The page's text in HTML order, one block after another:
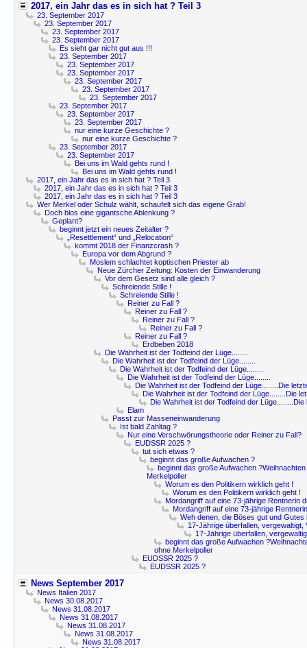
2017, ein Jahr das es in sich hat ? Teil 3
23. September 2017
23. September 2017
23. September 2017
23. September 2017
Es sieht gar nicht gut aus !!!
23. September 2017
23. September 2017
23. September 2017
23. September 2017
23. September 2017
23. September 2017
23. September 2017
23. September 2017
23. September 2017
nur eine kurze Geschichte ?
nur eine kurze Geschichte ?
23. September 2017
23. September 2017
Bei uns im Wald gehts rund !
Bei uns im Wald gehts rund !
2017, ein Jahr das es in sich hat ? Teil 3
2017, ein Jahr das es in sich hat ? Teil 3
2017, ein Jahr das es in sich hat ? Teil 3
Wer Merkel oder Schulz wählt, schaufelt sich das eigene Grab!
Doch blos eine gigantsche Ablenkung ?
Geplant?
beginnt jetzt ein neues Zeitalter ?
„Resettlement“ und „Relocation“
kommt 2018 der Finanzcrash ?
Europa vor dem Abgrund ?
Moslem schlachtet koptischen Priester ab
Neue Zürcher Zeitung: Kosten der Einwanderung
Vor dem Gesetz sind alle gleich ?
Schreiende Stille !
Schreiende Stille !
Reiner zu Fall ?
Reiner zu Fall ?
Reiner zu Fall ?
Reiner zu Fall ?
Reiner zu Fall ?
Erdbeben 2018
Die Wahrheit ist der Todfeind der Lüge........
Die Wahrheit ist der Todfeind der Lüge........
Die Wahrheit ist der Todfeind der Lüge........
Die Wahrheit ist der Todfeind der Lüge........
Die Wahrheit ist der Todfeind der Lüge........Die
Die Wahrheit ist der Todfeind der Lüge........Die
Die Wahrheit ist der Todfeind der
Elam
Passt zur Masseneinwanderung
Ist bald Zahltag ?
Nur eine Verschwörungstheorie oder Reiner zu Fall?
EUDSSR 2025 ?
tut sich etwas ?
beginnt das große Aufwachen ?
beginnt das große Aufwachen
Merkelpoller
Worum es den Politikern wirklich geht !
Worum es den Politikern wirklich geht !
Mordangriff auf eine 73-jährige Rentnerin
Mordangriff auf eine 73-jährige
Weh denen, die Böses gut und Gutes
17-Jährige überfallen, vergewaltigt,
17-Jährige überfallen,
beginnt das große Aufwachen
ohne Merkelpoller
EUDSSR 2025 ?
EUDSSR 2025 ?
News September 2017
News Italien 2017
News 30.08.2017
News 31.08.2017
News 31.08.2017
News 31.08.2017
News 31.08.2017
News 31.08.2017